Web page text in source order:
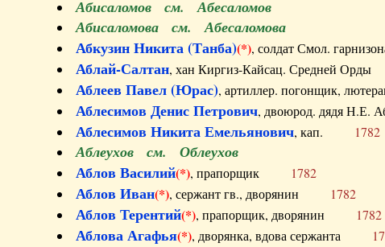
Абисаломов см. Абесаломов
Абисаломова см. Абесаломова
Абкузин Никита (Танба)(*), солдат Смол.
Аблай-Салтан, хан Киргиз-Кайсац. Средней
Аблеев Павел (Юрас), артиллер. погонщик,
Аблесимов Денис Петрович, двоюрод. дядя
Аблесимов Никита Емельянович, кап. 1782
Аблеухов см. Облеухов
Аблов Василий(*), прапорщик 1782
Аблов Иван(*), сержант гв., дворянин 1782
Аблов Терентий(*), прапорщик, дворянин 1782
Аблова Агафья(*), дворянка, вдова сержанта